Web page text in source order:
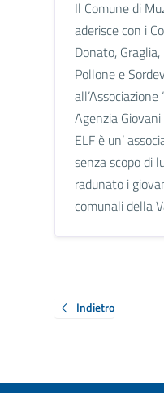
Il Comune di
aderisce con i
Donato,
Pollone e
all’Associazione
Agenzia Giovani
ELF è un’
senza scopo di
radunato i
comunali della
Indietro